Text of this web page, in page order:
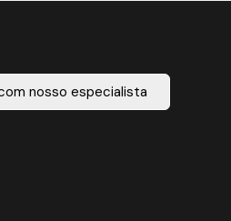
nosso especialista